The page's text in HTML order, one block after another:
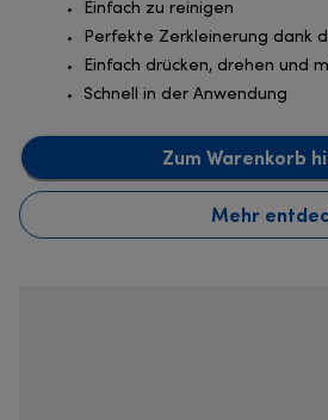
Einfach zu reinigen
Perfekte Zerkleinerung dank
Einfach drücken, drehen und
Schnell in der Anwendung
Zum Warenkorb
Mehr